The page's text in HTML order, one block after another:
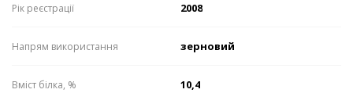
Рік реєстрації 2008
Напрям використання зерновий
Вміст білка, % 10,4